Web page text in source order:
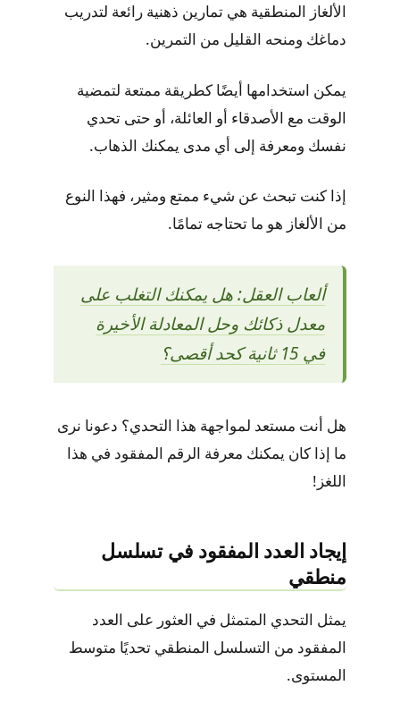
الألغاز المنطقية هي تمارين ذهنية رائعة لتدريب
دماغك ومنحه القليل من التمرين.
يمكن استخدامها أيضًا كطريقة ممتعة لتمضية
الوقت مع الأصدقاء أو العائلة، أو حتى تحدي
نفسك ومعرفة إلى أي مدى يمكنك الذهاب.
إذا كنت تبحث عن شيء ممتع ومثير، فهذا النوع
من الألغاز هو ما تحتاجه تمامًا.
ألعاب العقل: هل يمكنك التغلب على
معدل ذكائك وحل المعادلة الأخيرة
في 15 ثانية كحد أقصى؟
هل أنت مستعد لمواجهة هذا التحدي؟ دعونا نرى
ما إذا كان يمكنك معرفة الرقم المفقود في هذا
اللغز!
إيجاد العدد المفقود في تسلسل
منطقي
يمثل التحدي المتمثل في العثور على العدد
المفقود من التسلسل المنطقي تحديًا متوسط
المستوى.